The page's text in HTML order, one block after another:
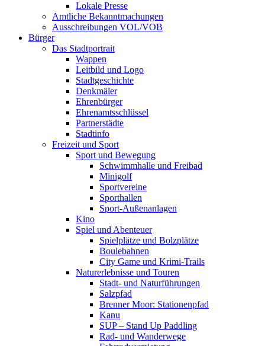
Lokale Presse
Amtliche Bekanntmachungen
Ausschreibungen VOL/VOB
Bürger
Das Stadtportrait
Wappen
Leitbild und Logo
Stadtgeschichte
Denkmäler
Ehrenbürger
Ehrenamtsschlüssel
Partnerstädte
Stadtinfo
Freizeit und Sport
Sport und Bewegung
Schwimmhalle und Freibad
Minigolf
Sportvereine
Sporthallen
Sport-Außenanlagen
Kino
Spiel und Abenteuer
Spielplätze und Bolzplätze
Boulebahnen
City Game und Krimi-Trails
Naturerlebnisse und Touren
Stadt- und Naturführungen
Salzpfad
Brenner Moor: Stationenpfad
Kanu
SUP – Stand Up Paddling
Rad- und Wanderwege